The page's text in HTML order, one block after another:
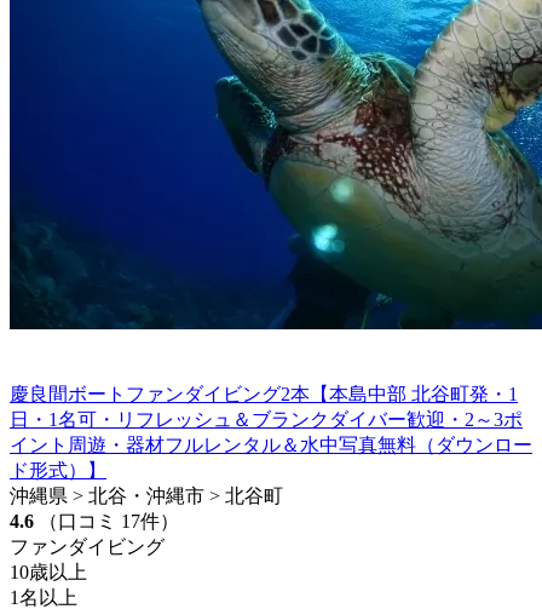
慶良間ボートファンダイビング2本【本島中部 北谷町発・1
日・1名可・リフレッシュ＆ブランクダイバー歓迎・2～3ポ
イント周遊・器材フルレンタル＆水中写真無料（ダウンロー
ド形式）】
沖縄県 > 北谷・沖縄市 > 北谷町
4.6
（口コミ 17件）
ファンダイビング
10歳以上
1名以上